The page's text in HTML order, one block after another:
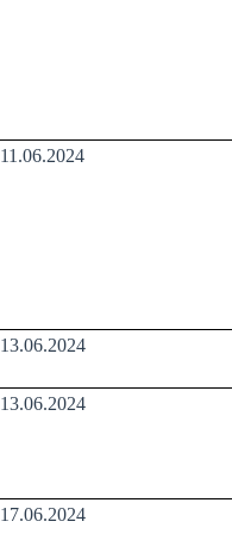
11.06.2024
13.06.2024
13.06.2024
17.06.2024